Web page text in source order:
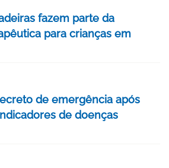
fazem parte da
para crianças em
de emergência após
de doenças